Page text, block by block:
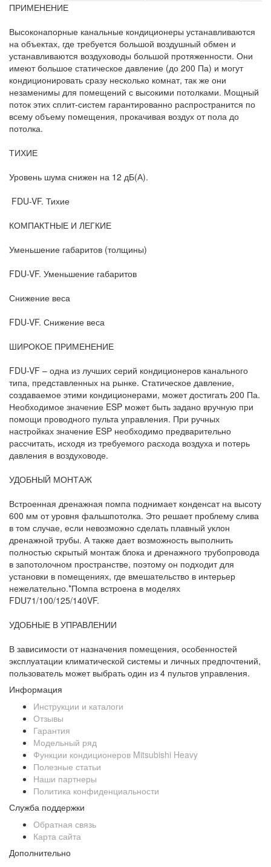
ПРИМЕНЕНИЕ
Высоконапорные канальные кондиционеры устанавливаются
на объектах, где требуется большой воздушный обмен и
устанавливаются воздуховоды большой протяженности. Они
имеют большое статическое давление (до 200 Па) и могут
кондиционировать сразу несколько комнат, так же они
незаменимы для помещений с высокими потолками. Мощный
поток этих сплит-систем гарантированно распространится по
всему объему помещения, прокачивая воздух от пола до
потолка.
ТИХИЕ
Уровень шума снижен на 12 дБ(А).
FDU-VF. Тихие
КОМПАКТНЫЕ И ЛЕГКИЕ
Уменьшение габаритов (толщины)
FDU-VF. Уменьшение габаритов
Снижение веса
FDU-VF. Снижение веса
ШИРОКОЕ ПРИМЕНЕНИЕ
FDU-VF – одна из лучших серий кондиционеров канального
типа, представленных на рынке. Статическое давление,
создаваемое этими кондиционерами, может достигать 200 Па.
Необходимое значение ESP может быть задано вручную при
помощи проводного пульта управления. При ручных
настройках значение ESP необходимо предварительно
рассчитать, исходя из требуемого расхода воздуха и потерь
давления в воздуховоде.
УДОБНЫЙ МОНТАЖ
Встроенная дренажная помпа поднимает конденсат на высоту
600 мм от уровня фальшпотолка. Это решает проблему слива
в том случае, если невозможно сделать плавный уклон
дренажной трубы. А также дает возможность выполнить
полностью скрытый монтаж блока и дренажного трубопровода
в запотолочном пространстве, поэтому он подходит для
установки в помещениях, где вмешательство в интерьер
нежелательно.*Помпа встроена в моделях
FDU71/100/125/140VF.
УДОБНЫЕ В УПРАВЛЕНИИ
В зависимости от назначения помещения, особенностей
эксплуатации климатической системы и личных предпочтений,
пользователь может выбрать один из 4 пультов управления.
Информация
Инструкции и каталоги
Отзывы
Гарантия
Модельный ряд
Функции кондиционеров Mitsubishi Heavy
Полезные статьи
Наши партнеры
Политика конфиденциальности
Служба поддержки
Обратная связь
Карта сайта
Дополнительно